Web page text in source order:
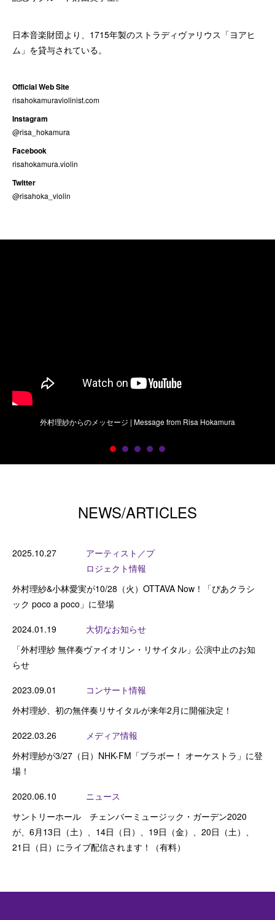
日本音楽財団より、1715年製のストラディヴァリウス「ヨアヒ
ム」を貸与されている。
Official Web Site
risahokamuraviolinist.com
Instagram
@risa_hokamura
Facebook
risahokamura.violin
Twitter
@risahoka_violin
外村理紗からのメッセージ | Message from Risa Hokamura
NEWS/ARTICLES
2025.10.27
アーティスト／プ
ロジェクト情報
外村理紗&小林愛実が10/28（火）OTTAVA Now！「ぴあクラシ
ック poco a poco」に登場
2024.01.19
大切なお知らせ
「外村理紗 無伴奏ヴァイオリン・リサイタル」公演中止のお知
らせ
2023.09.01
コンサート情報
外村理紗、初の無伴奏リサイタルが来年2月に開催決定！
2022.03.26
メディア情報
外村理紗が3/27（日）NHK-FM「ブラボー！ オーケストラ」に登
場！
2020.06.10
ニュース
サントリーホール チェンバーミュージック・ガーデン2020
が、6月13日（土）、14日（日）、19日（金）、20日（土）、
21日（日）にライブ配信されます！（有料）